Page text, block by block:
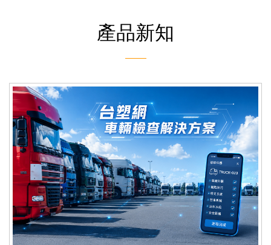
產品新知